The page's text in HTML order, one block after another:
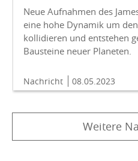
Neue Aufnahmen des
eine hohe Dynamik um
kollidieren und entstehen
Bausteine neuer Planeten.
Nachricht 08.05.2023
Weitere